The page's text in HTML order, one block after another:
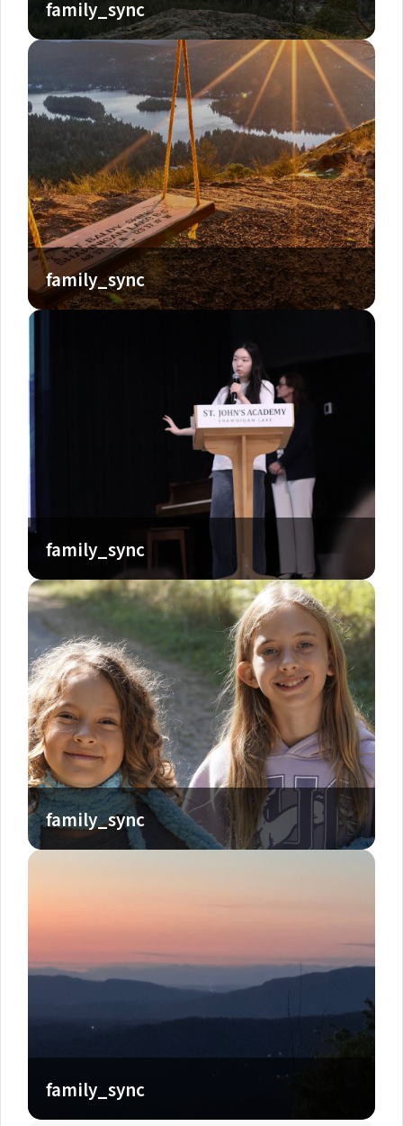
family_sync
family_sync
family_sync
family_sync
family_sync